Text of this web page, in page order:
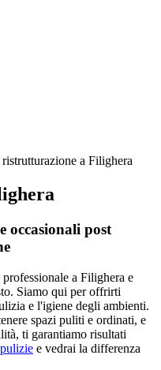
a Filighera
occasionali post
professionale a Filighera e
Siamo qui per offrirti
e l'igiene degli ambienti.
spazi puliti e ordinati, e
ti garantiamo risultati
e vedrai la differenza